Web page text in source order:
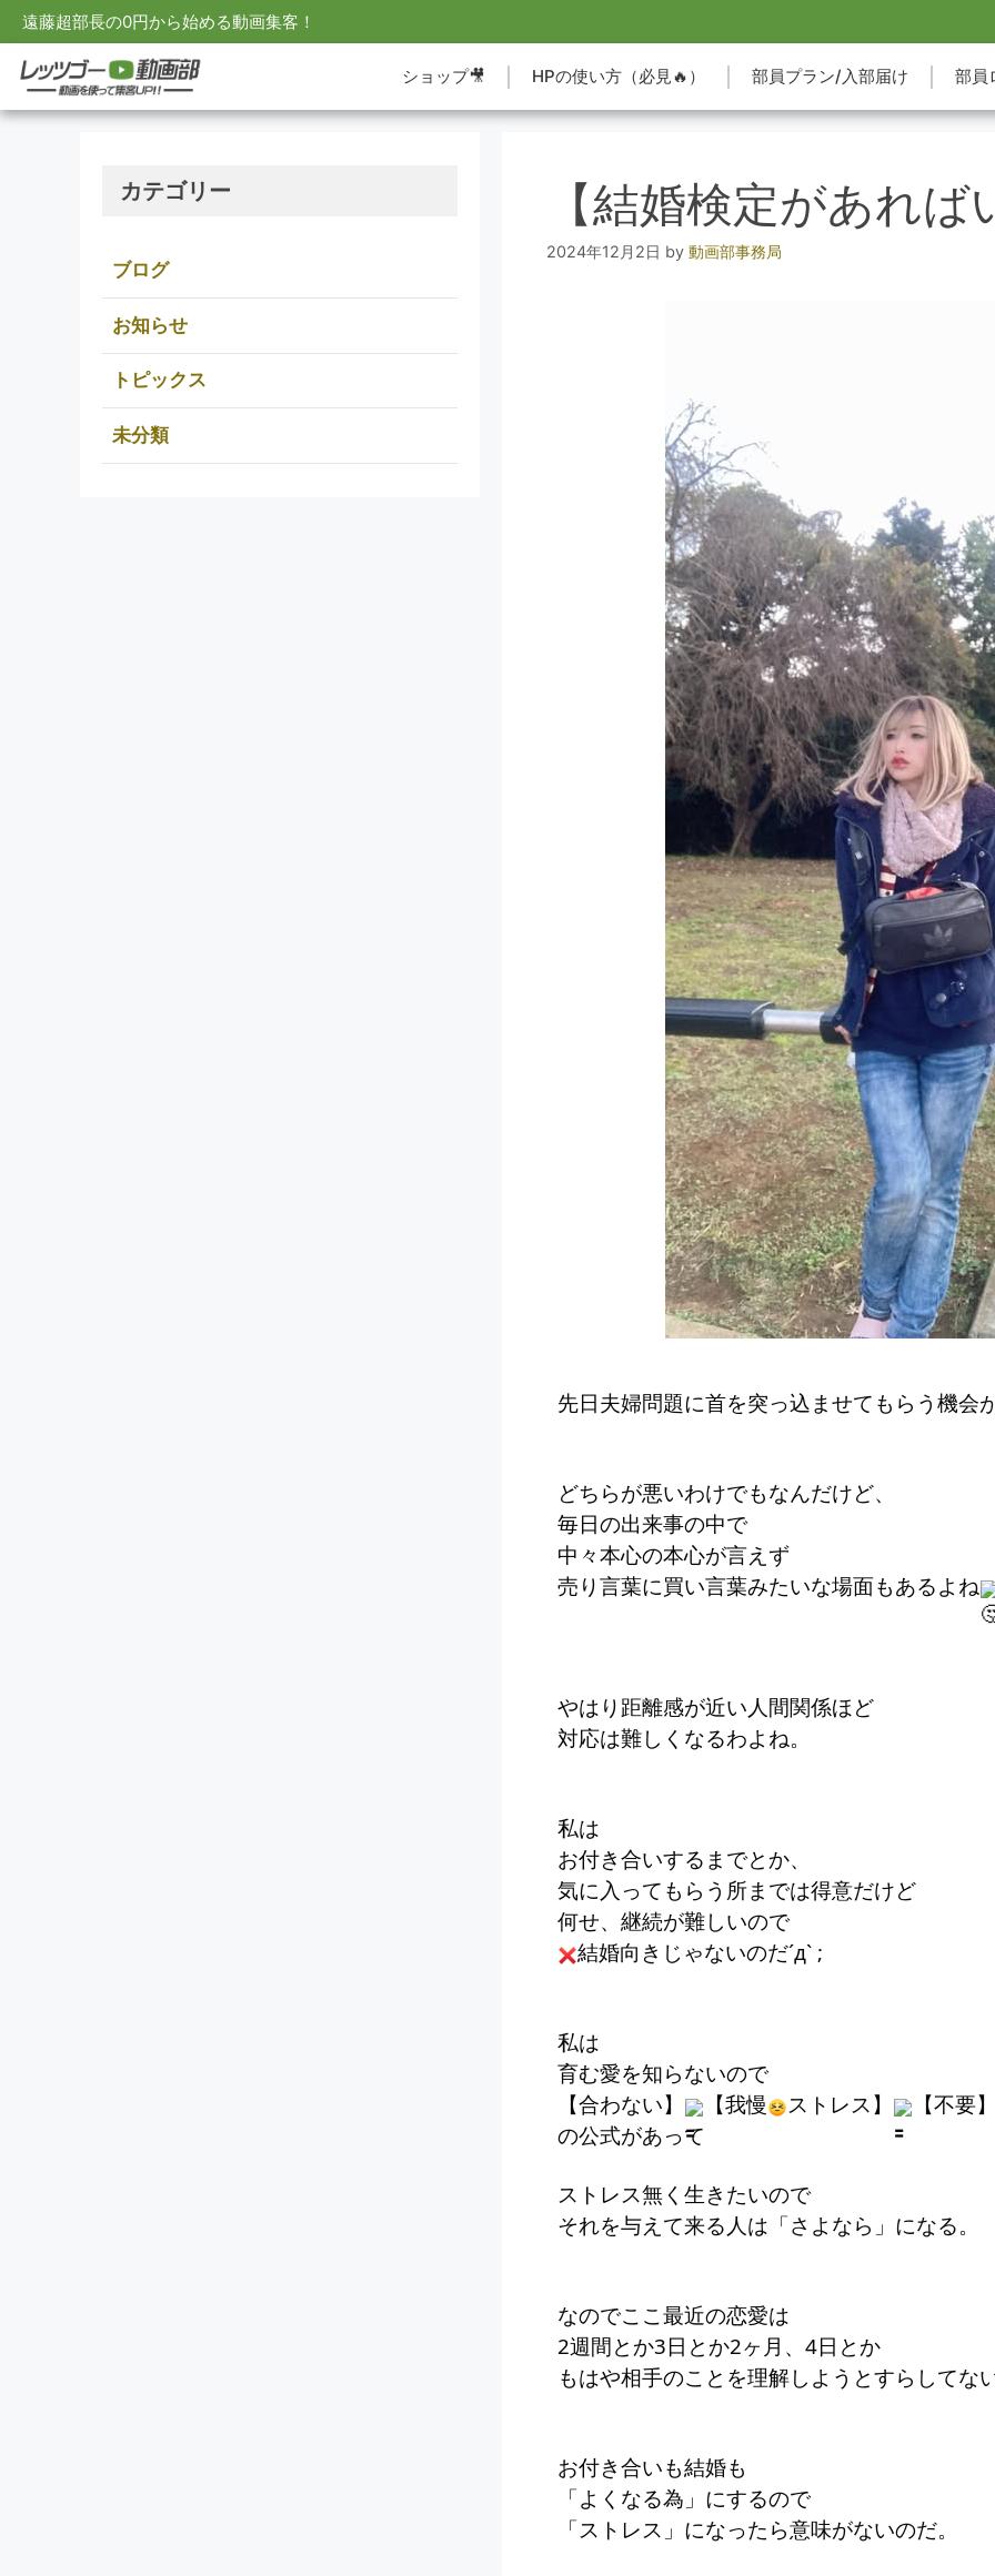
遠藤超部長の0円から始める動画集客！
ショップ🎥 HPの使い方（必見🔥） 部員プラン/入部届け 部員
【結婚検定があれ
2024年12月2日 by 動画部事務局
先日夫婦問題に首を突っ込ませてもらう機会
どちらが悪いわけでもなんだけど、
毎日の出来事の中で
中々本心の本心が言えず
売り言葉に買い言葉みたいな場面もあるよね
やはり距離感が近い人間関係ほど
対応は難しくなるわよね。
私は
お付き合いするまでとか、
気に入ってもらう所までは得意だけど
何せ、継続が難しいので
結婚向きじゃないのだ´д` ;
私は
育む愛を知らないので
【合わない】
【我慢 ストレス】
【不要
の公式があって
ストレス無く生きたいので
それを与えて来る人は「さよなら」になる。
なのでここ最近の恋愛は
2週間とか3日とか2ヶ月、4日とか
もはや相手のことを理解しようとすらしてな
お付き合いも結婚も
「よくなる為」にするので
「ストレス」になったら意味がないのだ。
カテゴリー
ブログ
お知らせ
トピックス
未分類